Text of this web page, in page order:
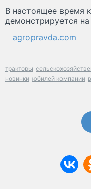
В настоящее время
демонстрируется
agropravda.com
тракторы
новинки юбилей компании